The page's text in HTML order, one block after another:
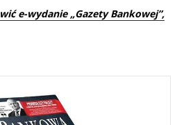
e-wydanie „Gazety Bankowej”,